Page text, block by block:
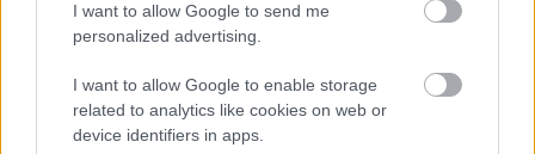
I want to allow Google to send me
personalized advertising.
I want to allow Google to enable storage
related to analytics like cookies on web or
device identifiers in apps.
kimondottan lírai, kevésbé dadaista filmje (azt
hiszem, egy hosszú, elvonós szünet után forgatta),
is szerepel, meg van benne
egy jelenet, amiben egy apáca kizuhan egy
repülőből.